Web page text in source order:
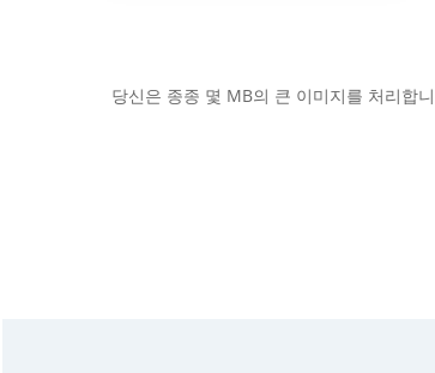
당신은 종종 몇 MB의 큰 이미지를 처리합